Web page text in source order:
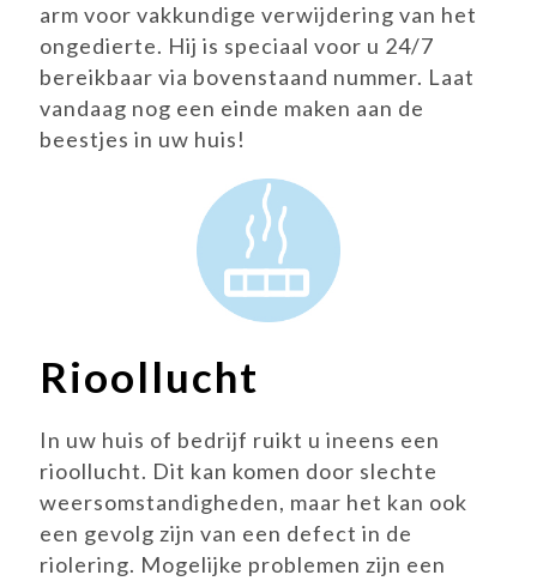
arm voor vakkundige verwijdering van het
ongedierte. Hij is speciaal voor u 24/7
bereikbaar via bovenstaand nummer. Laat
vandaag nog een einde maken aan de
beestjes in uw huis!
Rioollucht
In uw huis of bedrijf ruikt u ineens een
rioollucht. Dit kan komen door slechte
weersomstandigheden, maar het kan ook
een gevolg zijn van een defect in de
riolering. Mogelijke problemen zijn een